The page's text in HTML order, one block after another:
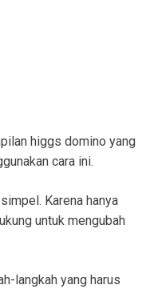
higgs domino yang
cara ini.
Karena hanya
untuk mengubah
langkah yang harus